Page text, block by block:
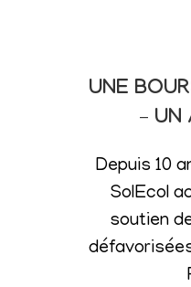
UNE
– UN
Depuis 10
SolEcol
soutien